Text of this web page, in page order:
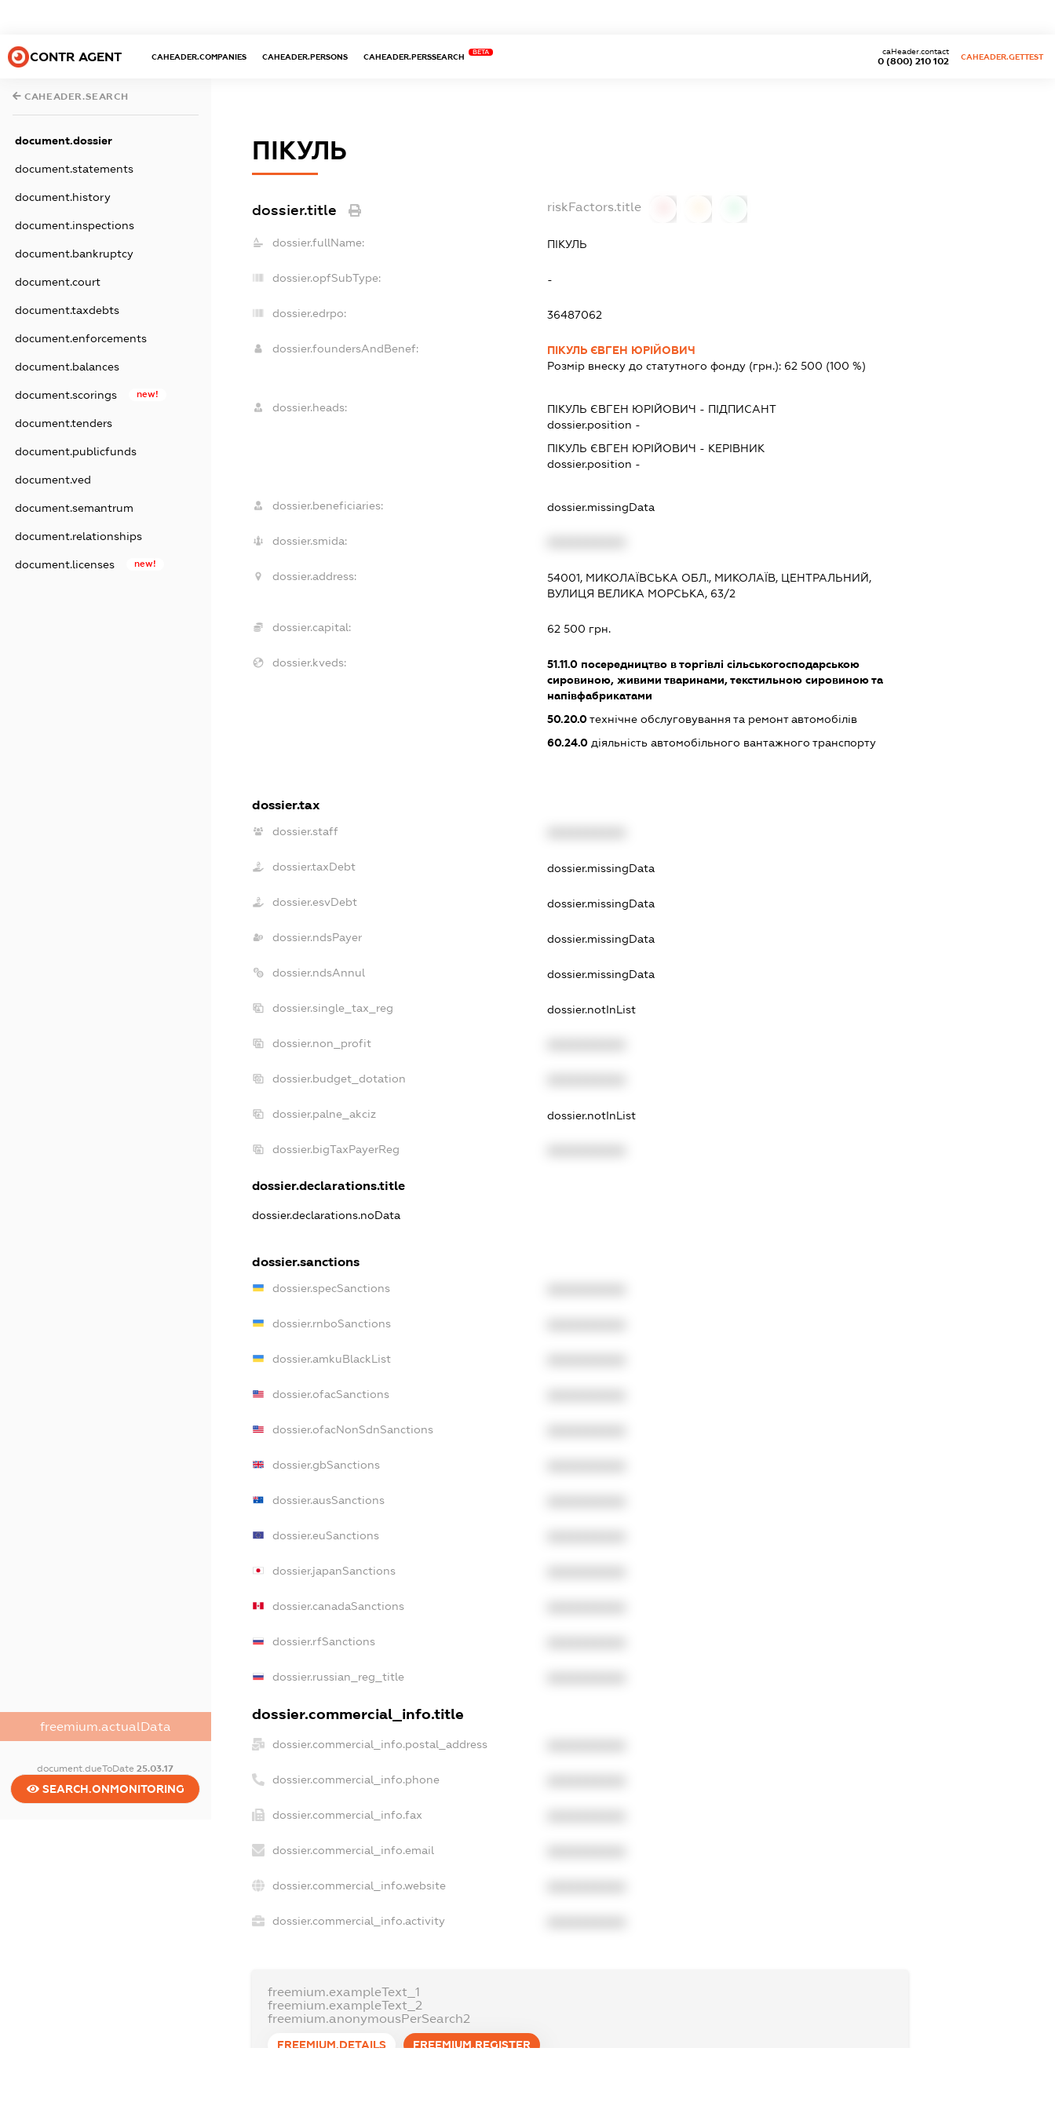
CONTR AGENT CAHEADER.COMPANIES CAHEADER.PERSONS CAHEADER.PERSSEARCH
BETA
0 (800) 210 102
caHeader.contact
CAHEADER.GETTEST
CAHEADER.SEARCH
document.dossier
document.statements
document.history
document.inspections
document.bankruptcy
document.court
document.taxdebts
document.enforcements
document.balances
document.scorings new!
document.tenders
document.publicfunds
document.ved
document.semantrum
document.relationships
document.licenses new!
freemium.actualData
document.dueToDate25.03.17
SEARCH.ONMONITORING
ПІКУЛЬ
dossier.title riskFactors.title
dossier.fullName: ПІКУЛЬ
dossier.opfSubType: -
dossier.edrpo: 36487062
dossier.foundersAndBenef:
ПІКУЛЬ ЄВГЕН ЮРІЙОВИЧ
Розмір внеску до статутного фонду (грн.): 62 500 (100 %)
dossier.heads: ПІКУЛЬ ЄВГЕН ЮРІЙОВИЧ - ПІДПИСАНТ
dossier.position -
ПІКУЛЬ ЄВГЕН ЮРІЙОВИЧ - КЕРІВНИК
dossier.position -
dossier.beneficiaries: dossier.missingData
dossier.smida:
dossier.address:
54001, МИКОЛАЇВСЬКА ОБЛ., МИКОЛАЇВ, ЦЕНТРАЛЬНИЙ,
ВУЛИЦЯ ВЕЛИКА МОРСЬКА, 63/2
dossier.capital: 62 500 грн.
dossier.kveds: 51.11.0 посередництво в торгівлі сільськогосподарською
сировиною, живими тваринами, текстильною сировиною та
напівфабрикатами
50.20.0технічне обслуговування та ремонт автомобілів
60.24.0 діяльність автомобільного вантажного транспорту
dossier.tax
dossier.staff
dossier.taxDebt dossier.missingData
dossier.esvDebt dossier.missingData
dossier.ndsPayer dossier.missingData
dossier.ndsAnnul dossier.missingData
dossier.single_tax_reg dossier.notInList
dossier.non_profit
dossier.budget_dotation
dossier.palne_akciz dossier.notInList
dossier.bigTaxPayerReg
dossier.declarations.title
dossier.declarations.noData
dossier.sanctions
dossier.specSanctions
dossier.rnboSanctions
dossier.amkuBlackList
dossier.ofacSanctions
dossier.ofacNonSdnSanctions
dossier.gbSanctions
dossier.ausSanctions
dossier.euSanctions
dossier.japanSanctions
dossier.canadaSanctions
dossier.rfSanctions
dossier.russian_reg_title
dossier.commercial_info.title
dossier.commercial_info.postal_address
dossier.commercial_info.phone
dossier.commercial_info.fax
dossier.commercial_info.email
dossier.commercial_info.website
dossier.commercial_info.activity
freemium.exampleText_1
freemium.exampleText_2
freemium.anonymousPerSearch2
FREEMIUM.DETAILS FREEMIUM.REGISTER